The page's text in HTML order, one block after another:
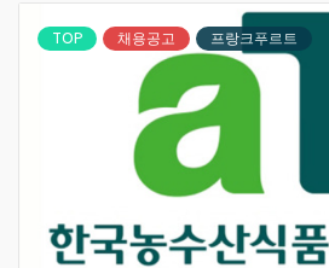
TOP 채용공고 프랑크푸르트